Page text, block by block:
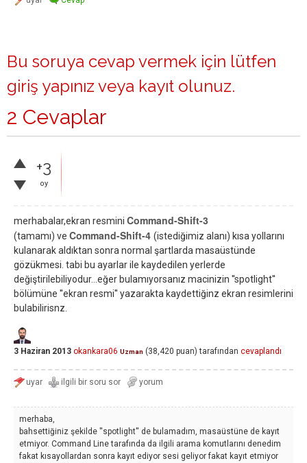
Bu soruya cevap vermek için lütfen
giriş yapınız veya kayıt olunuz.
2 Cevaplar
+3
oy
merhabalar,ekran resmini Command-Shift-3
(tamamı) ve Command-Shift-4 (istediğimiz alanı) kısa yollarını
kulanarak aldıktan sonra normal şartlarda masaüstünde
gözükmesi. tabi bu ayarlar ile kaydedilen yerlerde
değiştirilebiliyodur...eğer bulamıyorsanız macinizin ''spotlight''
bölümüne ''ekran resmi'' yazarakta kaydettiğinz ekran resimlerini
bulabilirisnz.
3 Haziran 2013 okankara06 Uzman (38,420 puan) tarafından cevaplandı
merhaba,
bahsettiğiniz şekilde ''spotlight'' de bulamadım, masaüstüne de kayıt
etmiyor. Command Line tarafında da ilgili arama komutlarını denedim
fakat kısayollardan sonra kayıt ediyor sesi geliyor fakat kayıt etmiyor